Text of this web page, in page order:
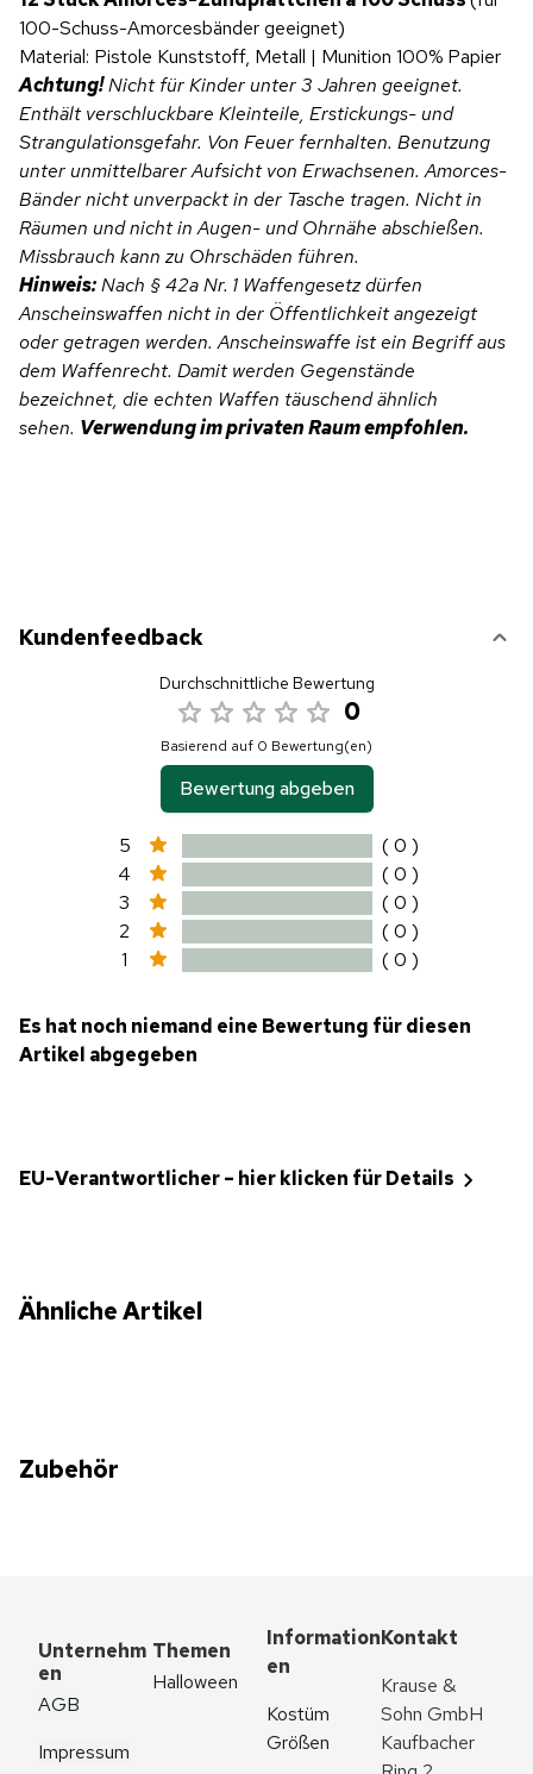
100-Schuss-Amorcesbänder geeignet)
Material: Pistole Kunststoff, Metall | Munition 100% Papier
Achtung!Nicht für Kinder unter 3 Jahren geeignet.
Enthält verschluckbare Kleinteile, Erstickungs- und
Strangulationsgefahr. Von Feuer fernhalten. Benutzung
unter unmittelbarer Aufsicht von Erwachsenen. Amorces-
Bänder nicht unverpackt in der Tasche tragen. Nicht in
Räumen und nicht in Augen- und Ohrnähe abschießen.
Missbrauch kann zu Ohrschäden führen.
Hinweis:Nach § 42a Nr. 1 Waffengesetz dürfen
Anscheinswaffen nicht in der Öffentlichkeit angezeigt
oder getragen werden. Anscheinswaffe ist ein Begriff aus
dem Waffenrecht. Damit werden Gegenstände
bezeichnet, die echten Waffen täuschend ähnlich
sehen. Verwendung im privaten Raum empfohlen.
Kundenfeedback
Durchschnittliche Bewertung
0
Basierend auf 0 Bewertung(en)
Bewertung abgeben
5
( 0 )
4
( 0 )
3
( 0 )
2
( 0 )
1
( 0 )
Es hat noch niemand eine Bewertung für diesen
Artikel abgegeben
EU-Verantwortlicher – hier klicken für Details
Ähnliche Artikel
Zubehör
Unternehm
en
AGB
Impressum
Themen
Halloween
Information
en
Kostüm
Größen
Kontakt
Krause &
Sohn GmbH
Kaufbacher